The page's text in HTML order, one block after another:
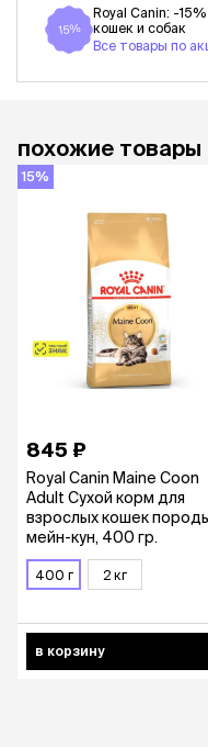
15%
Royal Canin: -
кошек и собак
Все товары по
похожие товары
15%
845 ₽
Royal Canin Maine Coon
Adult Сухой корм для
взрослых кошек
мейн-кун, 400 гр.
400 г 2 кг
в корзину